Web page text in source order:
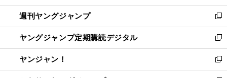
開
く
ウ
で
開
く
ン
ド
ウ
で
開
く
ウ
ィ
ン
ド
ウ
で
開
週刊ヤングジャンプ
新
し
い
ウ
ィ
ン
ヤングジャンプ定期購読デジタル
新
し
い
ウ
ヤンジャン！
新
し